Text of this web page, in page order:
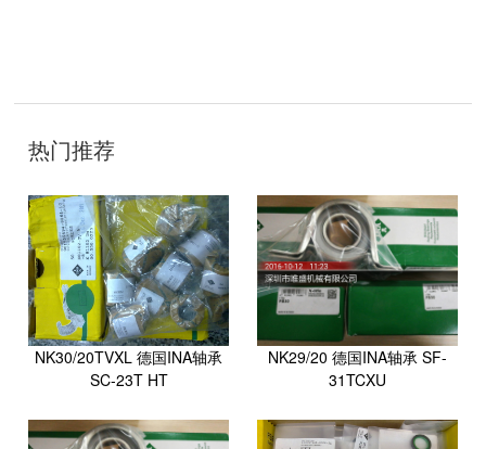
司
热门推荐
NK30/20TVXL 德国INA轴承
SC-23T HT
NK29/20 德国INA轴承 SF-
31TCXU